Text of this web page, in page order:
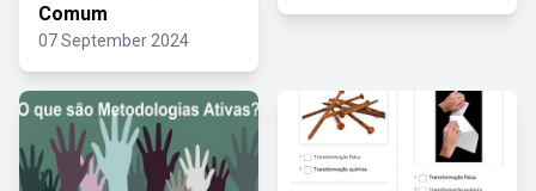
Comum
07 September 2024